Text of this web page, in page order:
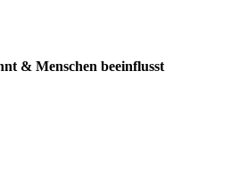
& Menschen beeinflusst